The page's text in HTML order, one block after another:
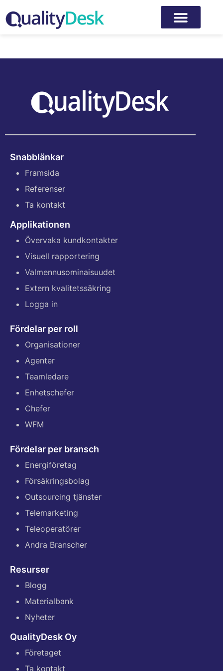
Snabblänkar
Framsida
Referenser
Ta kontakt
Applikationen
Övervaka kundkontakter
Visuell rapportering
Valmennusominaisuudet
Extern kvalitetssäkring
Logga in
Fördelar per roll
Organisationer
Agenter
Teamledare
Enhetschefer
Chefer
WFM
Fördelar per bransch
Energiföretag
Försäkringsbolag
Outsourcing tjänster
Telemarketing
Teleoperatörer
Andra Branscher
Resurser
Blogg
Materialbank
Nyheter
QualityDesk Oy
Företaget
Ta kontakt